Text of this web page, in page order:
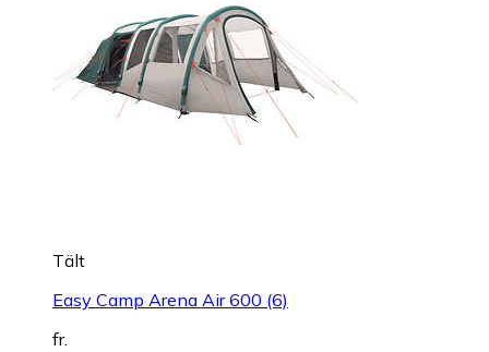
Tält
Easy Camp Arena Air 600 (6)
fr.